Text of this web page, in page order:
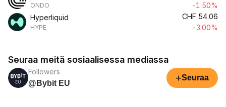
ONDO
-1.50%
Hyperliquid
HYPE
CHF 54.06
-3.00%
Seuraa meitä sosiaalisessa mediassa
Followers
@Bybit EU
+Seuraa